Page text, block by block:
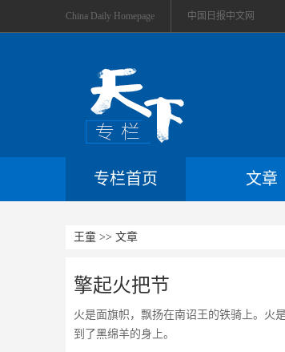
China Daily Homepage 中国日报中文网
专栏首页 文章
王童 >> 文章
擎起火把节
火是面旗帜，飘扬在南诏王的铁骑上。火
到了黑绵羊的身上。